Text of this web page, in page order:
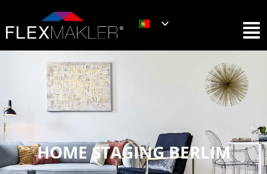
HOME STAGING BERLIM